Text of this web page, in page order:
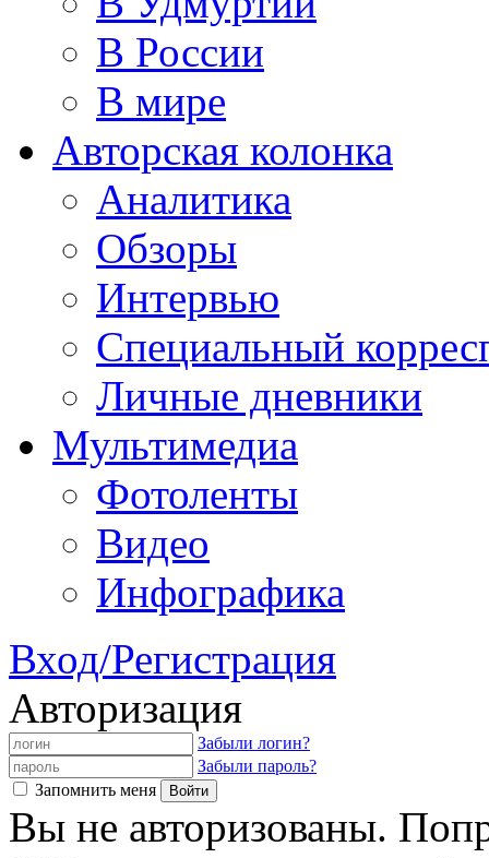
В России
В мире
Авторская колонка
Аналитика
Обзоры
Интервью
Специальный
Личные дневники
Мультимедиа
Фотоленты
Видео
Инфографика
Вход/Регистрация
Авторизация
Забыли логин?
Забыли пароль?
Запомнить меня
Вы не авторизованы.